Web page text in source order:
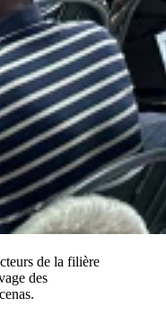
de la filière
des